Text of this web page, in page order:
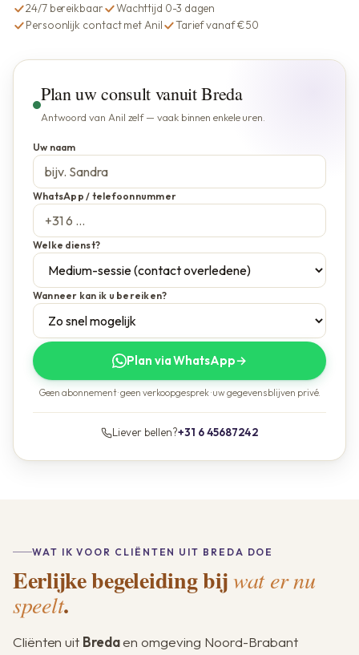
24/7 bereikbaar
Wachttijd 0-3 dagen
Persoonlijk contact met Anil
Tarief vanaf €50
Plan uw consult vanuit Breda
Antwoord van Anil zelf — vaak binnen enkele uren.
Uw naam
WhatsApp / telefoonnummer
Welke dienst?
Wanneer kan ik u bereiken?
Plan via WhatsApp→
Geen abonnement · geen verkoopgesprek · uw gegevens blijven privé.
Liever bellen?+31 6 45687242
WAT IK VOOR CLIËNTEN UIT BREDA DOE
Eerlijke begeleiding bijwat er nu
speelt.
Cliënten uit Bredaen omgeving Noord-Brabant